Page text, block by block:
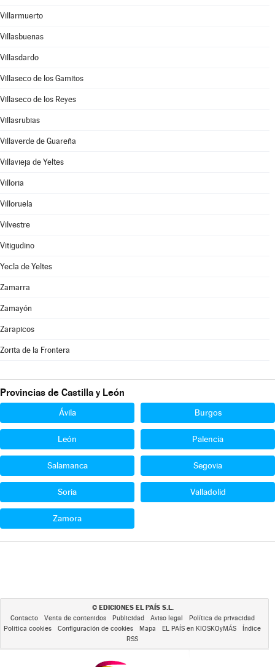
Villarmuerto
Villasbuenas
Villasdardo
Villaseco de los Gamitos
Villaseco de los Reyes
Villasrubias
Villaverde de Guareña
Villavieja de Yeltes
Villoria
Villoruela
Vilvestre
Vitigudino
Yecla de Yeltes
Zamarra
Zamayón
Zarapicos
Zorita de la Frontera
Provincias de Castilla y León
Ávila Burgos
León Palencia
Salamanca Segovia
Soria Valladolid
Zamora
© EDICIONES EL PAÍS S.L.
Contacto Venta de contenidos Publicidad Aviso legal
Política de privacidad
Política cookies
Configuración de cookies Mapa EL PAÍS en KIOSKOyMÁS
Índice
RSS